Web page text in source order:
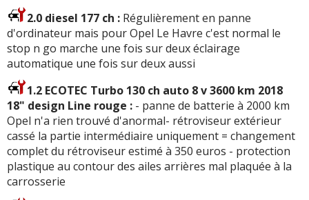
2.0 diesel 177 ch : Régulièrement en panne
d'ordinateur mais pour Opel Le Havre c'est normal le
stop n go marche une fois sur deux éclairage
automatique une fois sur deux aussi
1.2 ECOTEC Turbo 130 ch auto 8 v 3600 km 2018
18" design Line rouge : - panne de batterie à 2000 km
Opel n'a rien trouvé d'anormal- rétroviseur extérieur
cassé la partie intermédiaire uniquement = changement
complet du rétroviseur estimé à 350 euros - protection
plastique au contour des ailes arrières mal plaquée à la
carrosserie